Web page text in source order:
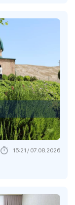
15:21 / 07.08.2026